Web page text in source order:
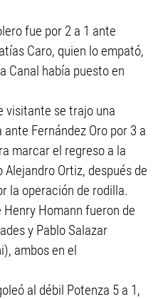
fue por 2 a 1 ante
Caro, quien lo empató,
Canal había puesto en
visitante se trajo una
Fernández Oro por 3 a
marcar el regreso a la
Ortiz, después de
la operación de rodilla.
Homann fueron de
y Pablo Salazar
ambos en el
al débil Potenza 5 a 1,